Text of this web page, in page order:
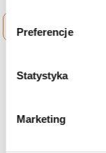
Preferencje
Statystyka
Marketing
shopping_cart Zobacz